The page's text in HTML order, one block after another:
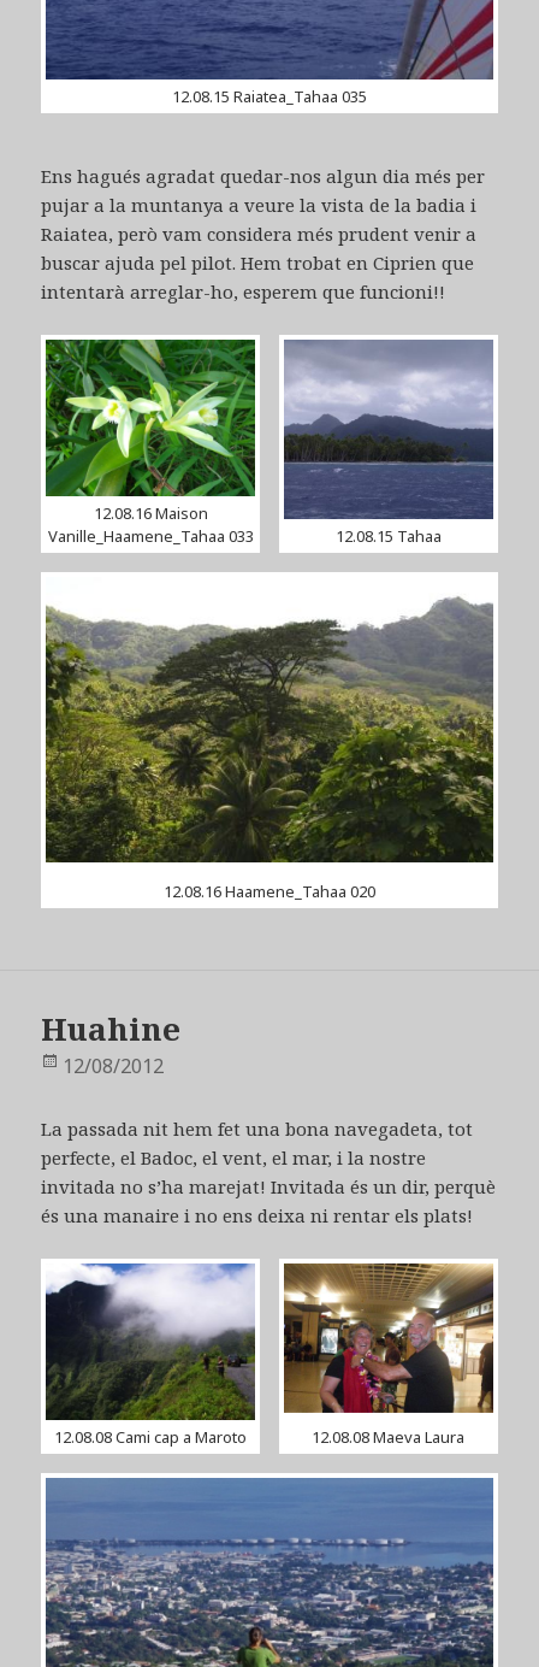
12.08.15 Raiatea_Tahaa 035
Ens hagués agradat quedar-nos algun dia més per
pujar a la muntanya a veure la vista de la badia i
Raiatea, però vam considera més prudent venir a
buscar ajuda pel pilot. Hem trobat en Ciprien que
intentarà arreglar-ho, esperem que funcioni!!
12.08.16 Maison
Vanille_Haamene_Tahaa 033
12.08.15 Tahaa
12.08.16 Haamene_Tahaa 020
Huahine
Publicat
12/08/2012
La passada nit hem fet una bona navegadeta, tot
perfecte, el Badoc, el vent, el mar, i la nostre
invitada no s’ha marejat! Invitada és un dir, perquè
és una manaire i no ens deixa ni rentar els plats!
12.08.08 Cami cap a Maroto 12.08.08 Maeva Laura